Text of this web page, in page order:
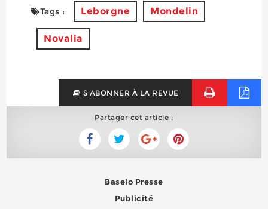
Tags : Leborgne Mondelin
Novalia
S'ABONNER À LA REVUE
Partager cet article :
Baselo Presse
Publicité